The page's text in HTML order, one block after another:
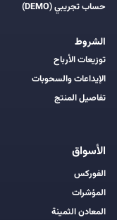
حساب تجريبي (DEMO)
الشروط
توزيعات الأرباح
الإيداعات والسحوبات
تفاصيل المنتج
الأسواق
الفوركس
المؤشرات
المعادن الثمينة